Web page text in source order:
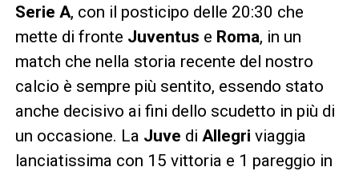
Serie A, con il posticipo delle 20:30 che
mette di fronte Juventus e Roma, in un
match che nella storia recente del nostro
calcio è sempre più sentito, essendo stato
anche decisivo ai fini dello scudetto in più di
un occasione. La Juve di Allegri viaggia
lanciatissima con 15 vittoria e 1 pareggio in